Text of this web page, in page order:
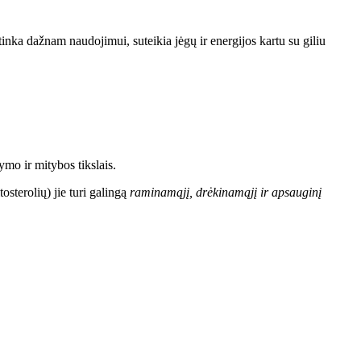
dažnam naudojimui, suteikia jėgų ir energijos kartu su giliu
ir mitybos tikslais.
jie turi galingą raminamąjį, drėkinamąjį ir apsauginį